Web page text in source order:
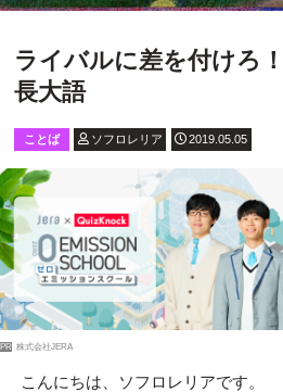
ライバルに差を付けろ
長大語
ことば ソフロレリア 2019.05.05
PR 株式会社JERA
こんにちは、ソフロレリアです。